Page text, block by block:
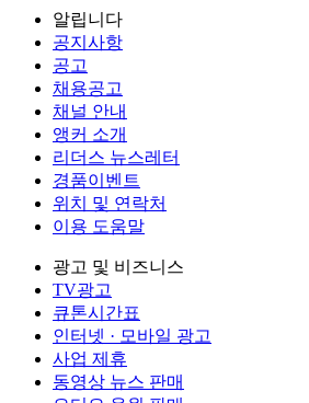
알립니다
공지사항
공고
채용공고
채널 안내
앵커 소개
리더스 뉴스레터
경품이벤트
위치 및 연락처
이용 도움말
광고 및 비즈니스
TV광고
큐톤시간표
인터넷 · 모바일 광고
사업 제휴
동영상 뉴스 판매